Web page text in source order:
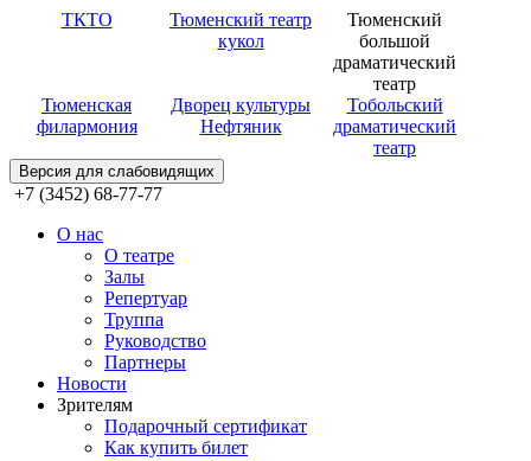
ТКТО
Тюменский театр
кукол
Тюменский
большой
драматический
театр
Тюменская
филармония
Дворец культуры
Нефтяник
Тобольский
драматический
театр
Версия для слабовидящих
+7 (3452) 68-77-77
О нас
О театре
Залы
Репертуар
Труппа
Руководство
Партнеры
Новости
Зрителям
Подарочный сертификат
Как купить билет